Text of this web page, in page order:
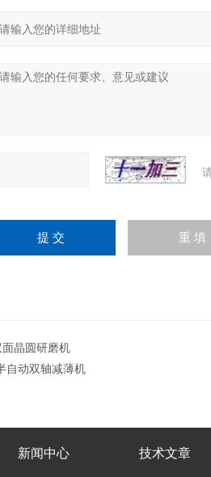
晶圆研磨机
自动双轴减薄机
新闻中心 技术文章